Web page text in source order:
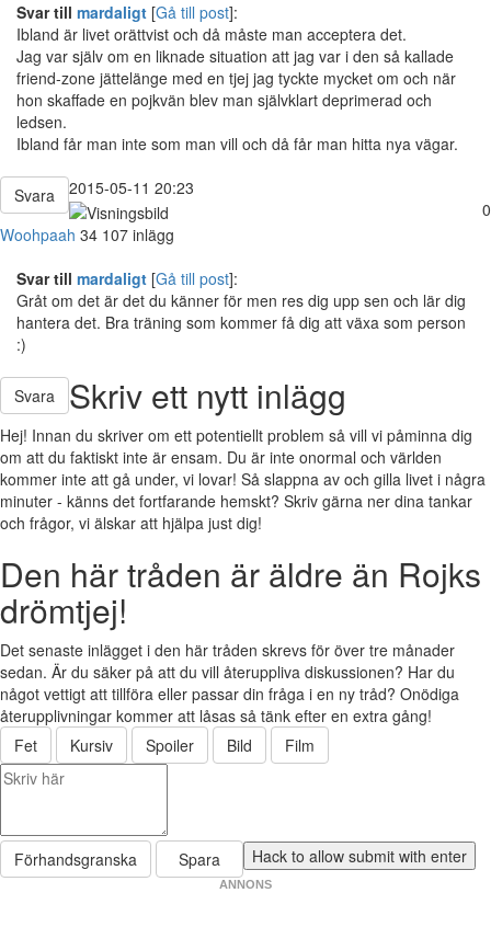
Svar till mardaligt [Gå till post]:
Ibland är livet orättvist och då måste man acceptera det.
Jag var själv om en liknade situation att jag var i den så kallade
friend-zone jättelänge med en tjej jag tyckte mycket om och när
hon skaffade en pojkvän blev man självklart deprimerad och
ledsen.
Ibland får man inte som man vill och då får man hitta nya vägar.
Svara
2015-05-11 20:23
0
Woohpaah 34 107 inlägg
Svar till mardaligt [Gå till post]:
Gråt om det är det du känner för men res dig upp sen och lär dig
hantera det. Bra träning som kommer få dig att växa som person
:)
Svara Skriv ett nytt inlägg
Hej! Innan du skriver om ett potentiellt problem så vill vi påminna dig
om att du faktiskt inte är ensam. Du är inte onormal och världen
kommer inte att gå under, vi lovar! Så slappna av och gilla livet i några
minuter - känns det fortfarande hemskt? Skriv gärna ner dina tankar
och frågor, vi älskar att hjälpa just dig!
Den här tråden är äldre än Rojks
drömtjej!
Det senaste inlägget i den här tråden skrevs för över tre månader
sedan. Är du säker på att du vill återuppliva diskussionen? Har du
något vettigt att tillföra eller passar din fråga i en ny tråd? Onödiga
återupplivningar kommer att låsas så tänk efter en extra gång!
Fet
Kursiv Spoiler Bild Film
Förhandsgranska Spara
ANNONS